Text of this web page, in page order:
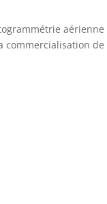
aérienne
de